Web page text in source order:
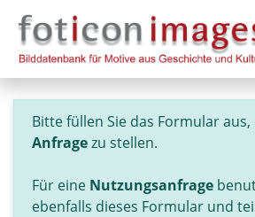
Bitte füllen Sie das Formular
Anfragezu stellen.
Für eine Nutzungsanfrage
ebenfalls dieses Formular und